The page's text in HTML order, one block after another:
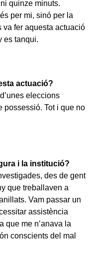
quinze minuts.
per mi, sinó per la
va fer aquesta actuació
es tanqui.
actuació?
eleccions
possessió. Tot i que no
i la institució?
des de gent
que treballaven a
Vam passar un
assistència
que me n’anava la
conscients del mal